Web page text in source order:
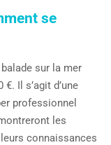
se
sur la mer
Il s’agit d’une
professionnel
les
connaissances